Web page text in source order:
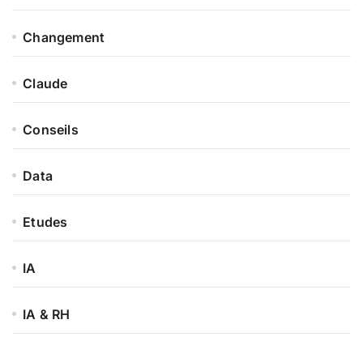
Changement
Claude
Conseils
Data
Etudes
IA
IA & RH